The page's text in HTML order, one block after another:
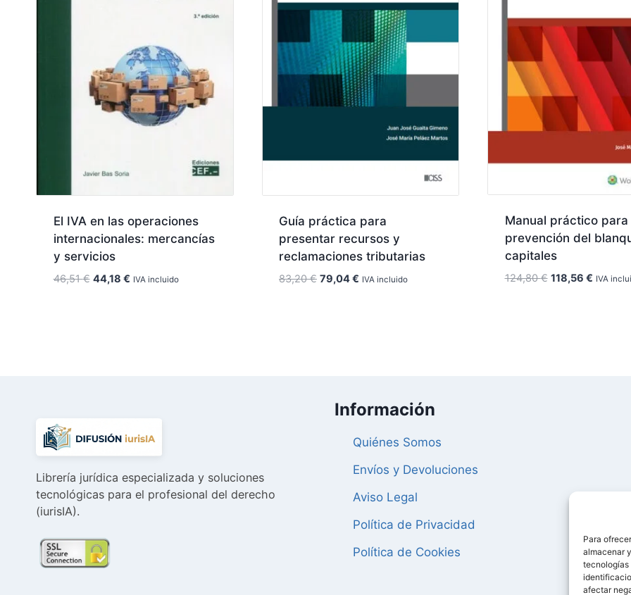
Para
almacenar
tecnologías
afectar
El IVA en las operaciones
internacionales: mercancías
y servicios
46,51€ El
44,18 €ElIVA incluido
Guía práctica para
presentar recursos y
reclamaciones tributarias
83,20€ El
79,04€ El
IVA incluido
Manual práctico para
prevención del
capitales
124,80€ El
118,56 €ElIVA
Librería jurídica especializada y soluciones
tecnológicas para el profesional del derecho
(iurisIA).
Información
Quiénes Somos
Envíos y Devoluciones
Aviso Legal
Política de Privacidad
Política de Cookies